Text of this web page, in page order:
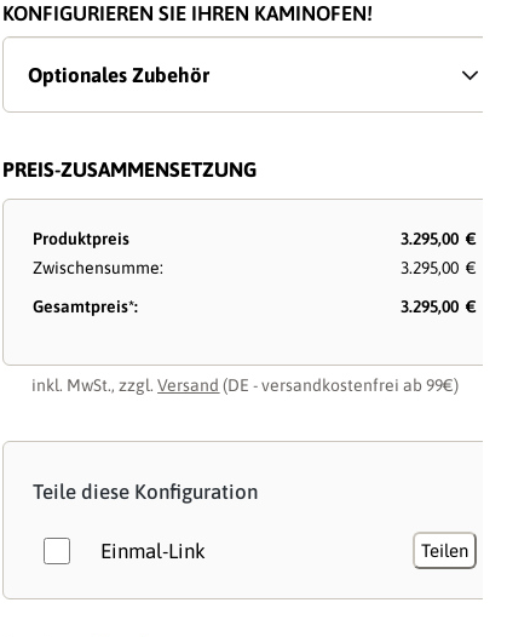
KONFIGURIEREN SIE IHREN KAMINOFEN!
Optionales Zubehör
PREIS-ZUSAMMENSETZUNG
Produktpreis
3.295,00 €
Zwischensumme:
3.295,00 €
Gesamtpreis*:
3.295,00 €
inkl. MwSt., zzgl.Versand (DE - versandkostenfrei ab 99€)
Teile diese Konfiguration
Einmal-Link Teilen